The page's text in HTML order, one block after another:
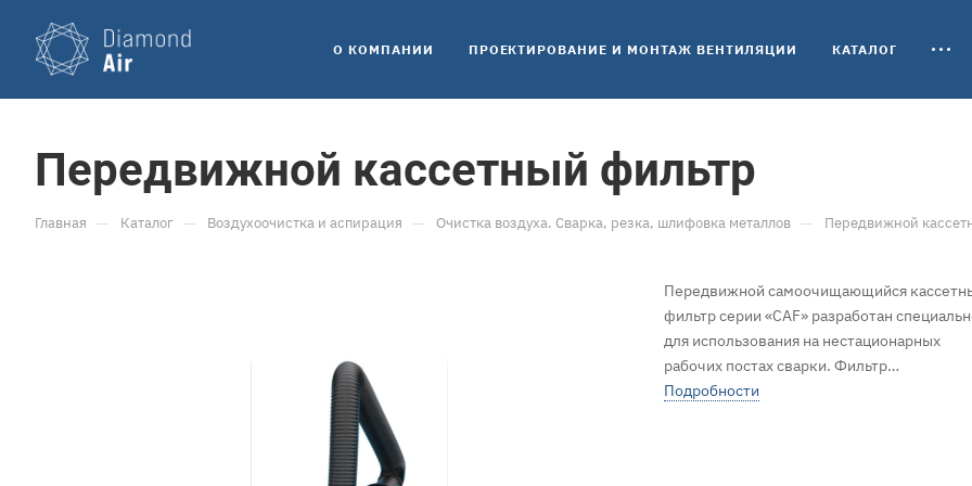
O КОМПАНИИ ПРОЕКТИРОВАНИЕ И МОНТАЖ ВЕНТИЛЯЦИИ КАТАЛОГ
Передвижной кассетный фильтр
Главная — Каталог — Воздухоочистка и аспирация — Очистка воздуха. Сварка, резка, шлифовка металлов — Передвижной
Передвижной самоочищающийся
фильтр серии «CAF» разработан
для использования на нестационарных
рабочих постах сварки. Фильтр
предназначен для удаления из воздуха
Подробности